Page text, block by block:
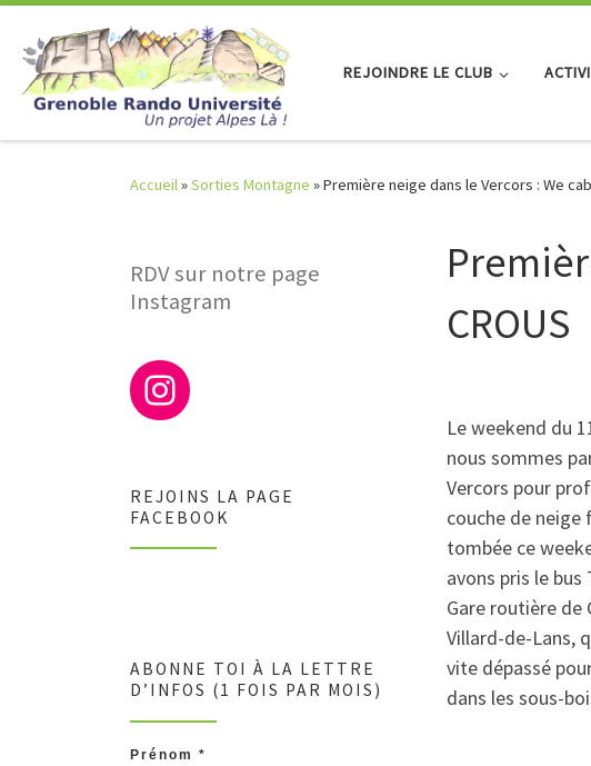
Skip to content
REJOINDRE LE CLUB
Accueil»Sorties Montagne »Première neige dans le Vercors : We
CROUS
Le weekend du
nous sommes
Vercors pour
couche de
tombée ce
avons pris le bus
Gare routière de
Villard-de-Lans,
vite dépassé
dans les sous-
RDV sur notre page
Instagram
REJOINS LA PAGE
FACEBOOK
ABONNE TOI À LA LETTRE
D’INFOS (1 FOIS PAR MOIS)
Prénom *